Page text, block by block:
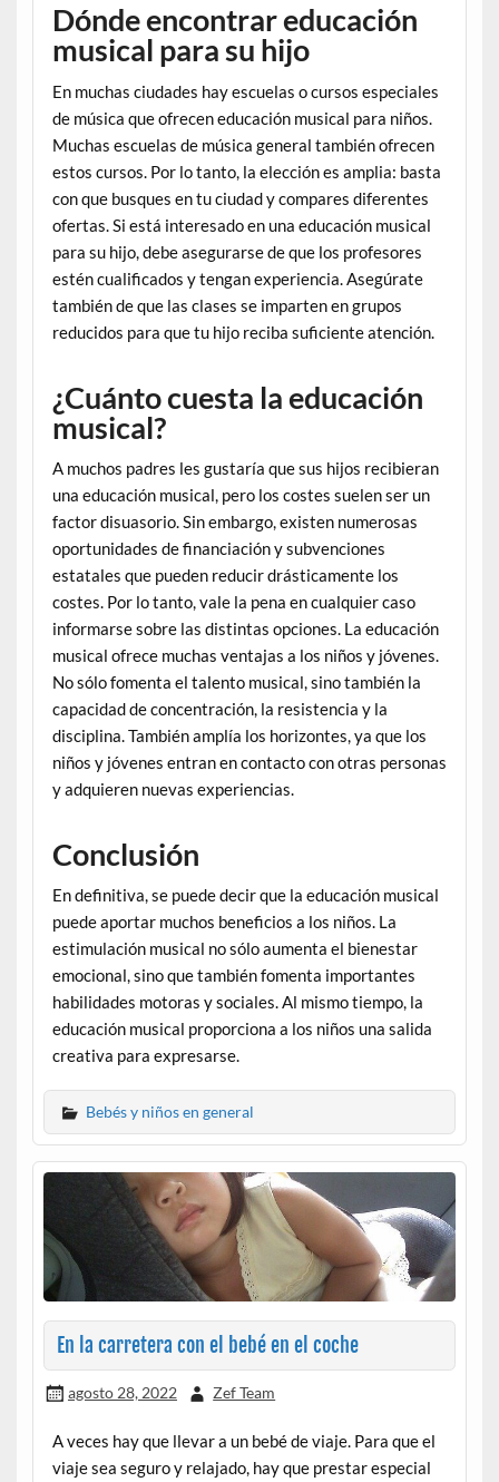
Dónde encontrar educación
musical para su hijo
En muchas ciudades hay escuelas o cursos especiales
de música que ofrecen educación musical para niños.
Muchas escuelas de música general también ofrecen
estos cursos. Por lo tanto, la elección es amplia: basta
con que busques en tu ciudad y compares diferentes
ofertas. Si está interesado en una educación musical
para su hijo, debe asegurarse de que los profesores
estén cualificados y tengan experiencia. Asegúrate
también de que las clases se imparten en grupos
reducidos para que tu hijo reciba suficiente atención.
¿Cuánto cuesta la educación
musical?
A muchos padres les gustaría que sus hijos recibieran
una educación musical, pero los costes suelen ser un
factor disuasorio. Sin embargo, existen numerosas
oportunidades de financiación y subvenciones
estatales que pueden reducir drásticamente los
costes. Por lo tanto, vale la pena en cualquier caso
informarse sobre las distintas opciones. La educación
musical ofrece muchas ventajas a los niños y jóvenes.
No sólo fomenta el talento musical, sino también la
capacidad de concentración, la resistencia y la
disciplina. También amplía los horizontes, ya que los
niños y jóvenes entran en contacto con otras personas
y adquieren nuevas experiencias.
Conclusión
En definitiva, se puede decir que la educación musical
puede aportar muchos beneficios a los niños. La
estimulación musical no sólo aumenta el bienestar
emocional, sino que también fomenta importantes
habilidades motoras y sociales. Al mismo tiempo, la
educación musical proporciona a los niños una salida
creativa para expresarse.
Bebés y niños en general
En la carretera con el bebé en el coche
agosto 28, 2022 Zef Team
A veces hay que llevar a un bebé de viaje. Para que el
viaje sea seguro y relajado, hay que prestar especial